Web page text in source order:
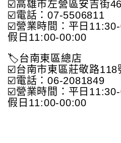
☑️高雄市左營區安吉街
☑️電話：07-5506811
☑️營業時間：平日
假日11:00-00:00
🏷台南東區總店
☑️台南市東區莊敬路118
☑️電話：06-2081849
☑️營業時間：平日
假日11:00-00:00